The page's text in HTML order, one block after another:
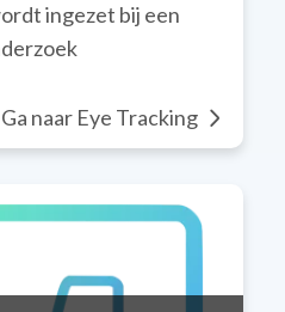
ingezet bij een
Ga naar Eye Tracking